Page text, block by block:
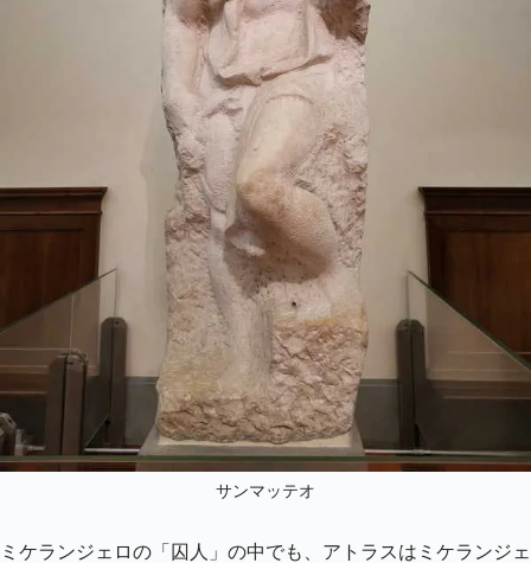
サンマッテオ
ミケランジェロの「囚人」の中でも、アトラスはミケランジェ